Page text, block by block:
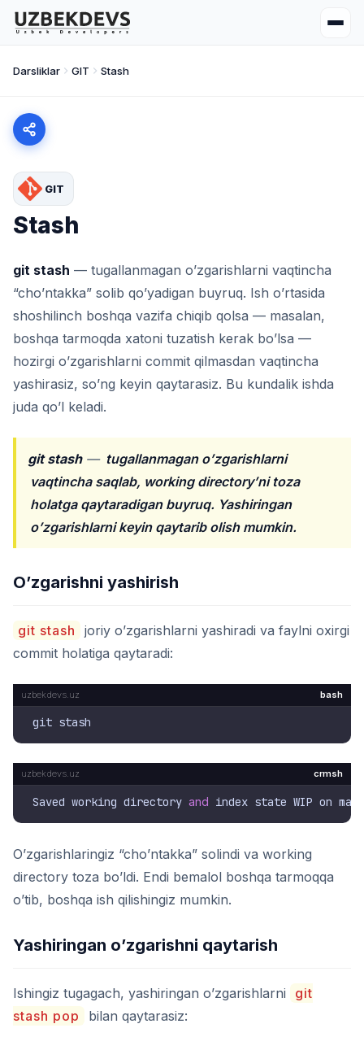
Darsliklar GIT Stash
GIT
Stash
git stash — tugallanmagan o’zgarishlarni vaqtincha
“cho’ntakka” solib qo’yadigan buyruq. Ish o’rtasida
shoshilinch boshqa vazifa chiqib qolsa — masalan,
boshqa tarmoqda xatoni tuzatish kerak bo’lsa —
hozirgi o’zgarishlarni commit qilmasdan vaqtincha
yashirasiz, so’ng keyin qaytarasiz. Bu kundalik ishda
juda qo’l keladi.
git stash— tugallanmagan o’zgarishlarni
vaqtincha saqlab, working directory’ni toza
holatga qaytaradigan buyruq. Yashiringan
o’zgarishlarni keyin qaytarib olish mumkin.
O’zgarishni yashirish
git stash
joriy o’zgarishlarni yashiradi va faylni oxirgi
commit holatiga qaytaradi:
bash
crmsh
Saved working directory and
O’zgarishlaringiz “cho’ntakka” solindi va working
directory toza bo’ldi. Endi bemalol boshqa tarmoqqa
o’tib, boshqa ish qilishingiz mumkin.
Yashiringan o’zgarishni qaytarish
Ishingiz tugagach, yashiringan o’zgarishlarni
git
stash pop
bilan qaytarasiz: